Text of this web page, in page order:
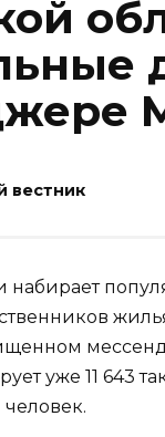
вестник
набирает
уже 11 643